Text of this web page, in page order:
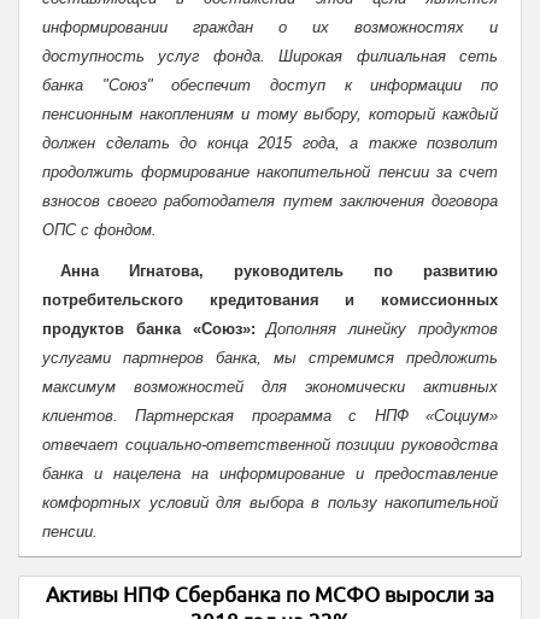
информировании граждан о их возможностях и
доступность услуг фонда. Широкая филиальная сеть
банка "Союз" обеспечит доступ к информации по
пенсионным накоплениям и тому выбору, который каждый
должен сделать до конца 2015 года, а также позволит
продолжить формирование накопительной пенсии за счет
взносов своего работодателя путем заключения договора
ОПС с фондом.
Анна Игнатова, руководитель по развитию
потребительского кредитования и комиссионных
продуктов банка «Союз»:
Дополняя линейку продуктов
услугами партнеров банка, мы стремимся предложить
максимум возможностей для экономически активных
клиентов. Партнерская программа с НПФ «Социум»
отвечает социально-ответственной позиции руководства
банка и нацелена на информирование и предоставление
комфортных условий для выбора в пользу накопительной
пенсии.
Активы НПФ Сбербанка по МСФО выросли за